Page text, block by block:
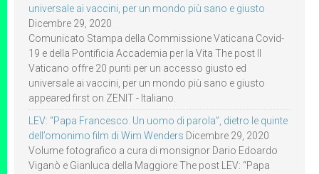
universale ai vaccini, per un mondo più sano e giusto
Dicembre 29, 2020
Comunicato Stampa della Commissione Vaticana Covid-
19 e della Pontificia Accademia per la Vita The post Il
Vaticano offre 20 punti per un accesso giusto ed
universale ai vaccini, per un mondo più sano e giusto
appeared first on ZENIT - Italiano.
LEV: “Papa Francesco. Un uomo di parola”, dietro le quinte
dell’omonimo film di Wim Wenders Dicembre 29, 2020
Volume fotografico a cura di monsignor Dario Edoardo
Viganò e Gianluca della Maggiore The post LEV: “Papa